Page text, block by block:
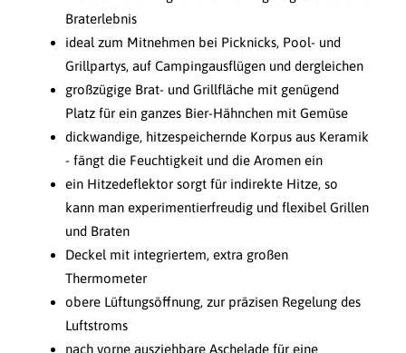
Braterlebnis
ideal zum Mitnehmen bei Picknicks, Pool- und
Grillpartys, auf Campingausflügen und dergleichen
großzügige Brat- und Grillfläche mit genügend
Platz für ein ganzes Bier-Hähnchen mit Gemüse
dickwandige, hitzespeichernde Korpus aus Keramik
- fängt die Feuchtigkeit und die Aromen ein
ein Hitzedeflektor sorgt für indirekte Hitze, so
kann man experimentierfreudig und flexibel Grillen
und Braten
Deckel mit integriertem, extra großen
Thermometer
obere Lüftungsöffnung, zur präzisen Regelung des
Luftstroms
nach vorne ausziehbare Aschelade für eine